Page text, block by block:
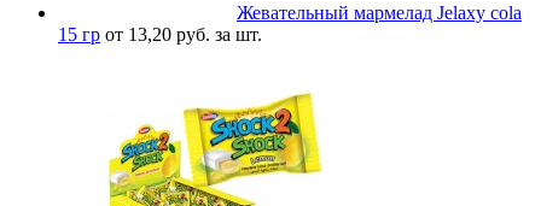
Жевательный мармелад Jelaxy cola
15 гр от 13,20 руб. за шт.